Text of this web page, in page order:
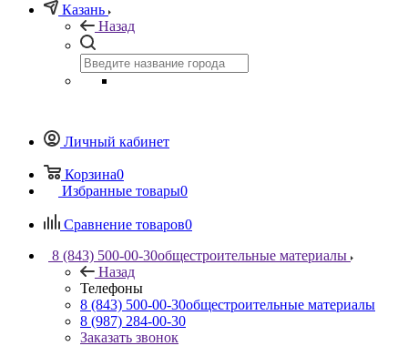
Казань
Назад
Личный кабинет
Корзина0
Избранные товары0
Сравнение товаров0
8 (843) 500-00-30общестроительные материалы
Назад
Телефоны
8 (843) 500-00-30общестроительные материалы
8 (987) 284-00-30
Заказать звонок